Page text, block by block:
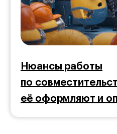
Нюансы работы
по
её оформляют и